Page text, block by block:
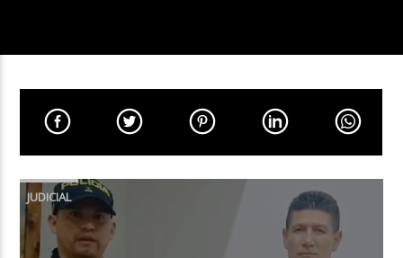
TÍTULO
ARTISTA
JUDICIAL